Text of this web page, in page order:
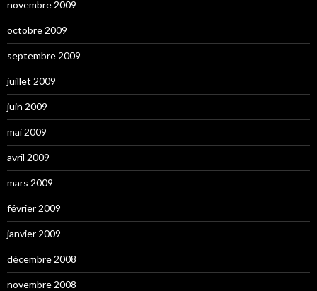
novembre 2009
octobre 2009
septembre 2009
juillet 2009
juin 2009
mai 2009
avril 2009
mars 2009
février 2009
janvier 2009
décembre 2008
novembre 2008